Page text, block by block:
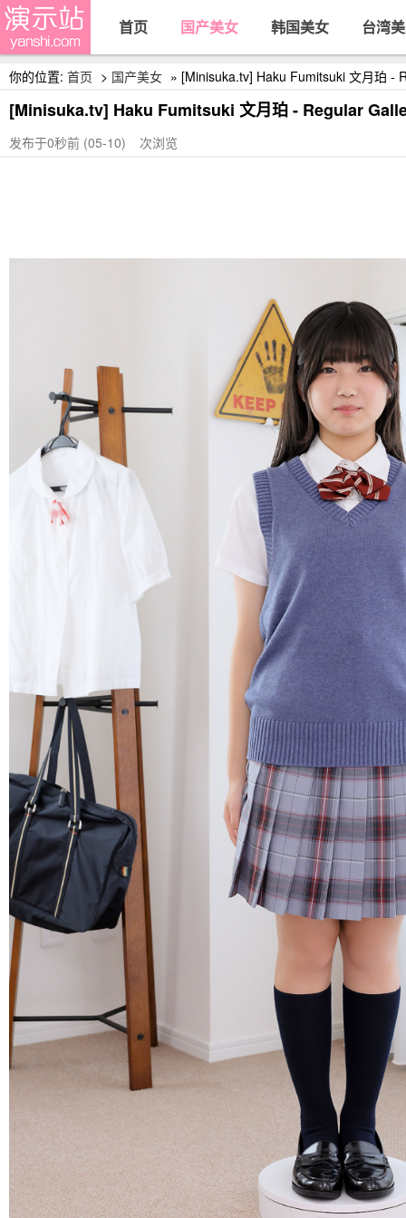
首页 国产美女 韩国美女 台湾
你的位置: 首页 > 国产美女 » [Minisuka.tv] Haku Fumitsuki 文月珀 -
[Minisuka.tv] Haku Fumitsuki 文月珀 - Regular
发布于0秒前 (05-10) 次浏览